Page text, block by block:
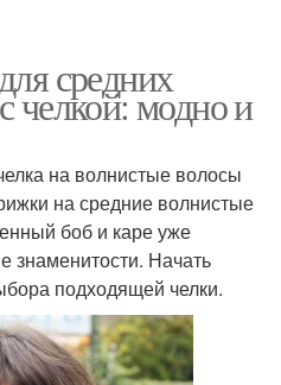
средних
челкой: модно и
на волнистые волосы
на средние волнистые
боб и каре уже
знаменитости. Начать
подходящей челки.